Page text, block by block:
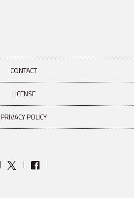
CONTACT
LICENSE
PRIVACY POLICY